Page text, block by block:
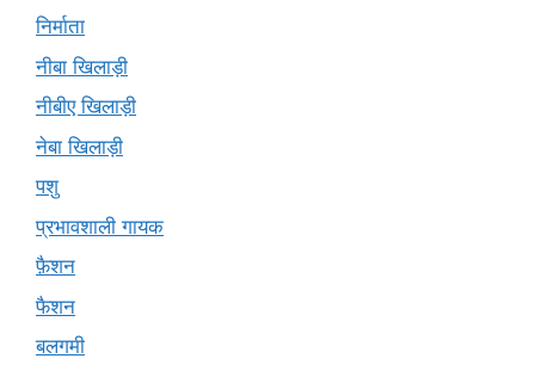
निर्माता
नीबा खिलाड़ी
नीबीए खिलाड़ी
नेबा खिलाड़ी
पशु
प्रभावशाली गायक
फ़ैशन
फैशन
बलगमी